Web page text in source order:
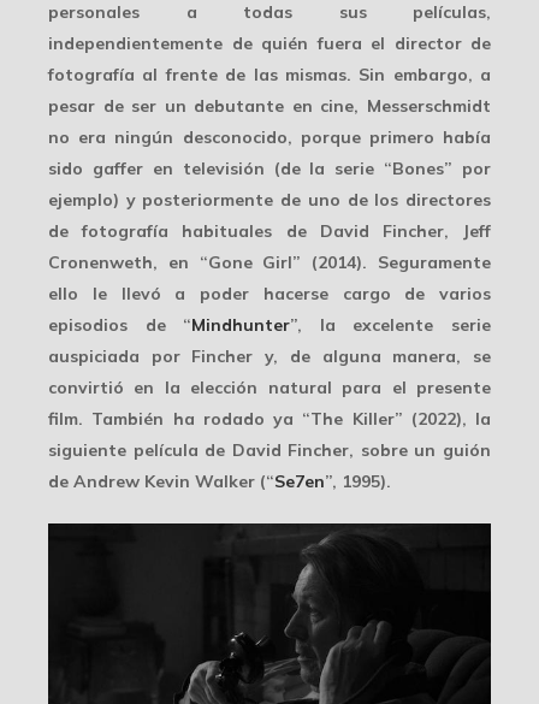
personales a todas sus películas,
independientemente de quién fuera el director de
fotografía al frente de las mismas. Sin embargo, a
pesar de ser un debutante en cine, Messerschmidt
no era ningún desconocido, porque primero había
sido gaffer en televisión (de la serie “Bones” por
ejemplo) y posteriormente de uno de los directores
de fotografía habituales de David Fincher,
Jeff
Cronenweth, en “Gone Girl” (2014). Seguramente
ello le llevó a poder hacerse cargo de varios
episodios de “Mindhunter”, la excelente serie
auspiciada por Fincher y, de alguna manera, se
convirtió en la elección natural para el presente
film. También ha rodado ya “The Killer” (2022), la
siguiente película de David Fincher, sobre un guión
de Andrew Kevin Walker (“Se7en”, 1995).